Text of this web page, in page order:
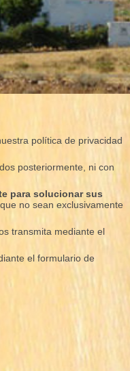
política de privacidad
posteriormente, ni con
para solucionar sus
no sean exclusivamente
transmita mediante el
el formulario de